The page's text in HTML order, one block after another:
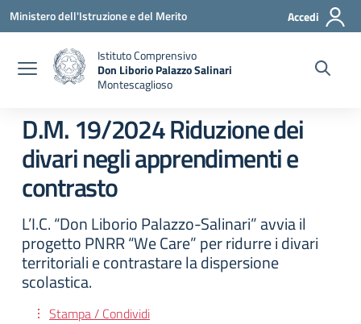
Vai ai contenuti
Vai al menu di navigazione
Vai al footer
Ministero dell'Istruzione e del Merito Accedi
Istituto Comprensivo
Don Liborio Palazzo Salinari
Montescaglioso
D.M. 19/2024 Riduzione dei
divari negli apprendimenti e
contrasto
L’I.C. “Don Liborio Palazzo-Salinari” avvia il
progetto PNRR “We Care” per ridurre i divari
territoriali e contrastare la dispersione
scolastica.
Stampa / Condividi